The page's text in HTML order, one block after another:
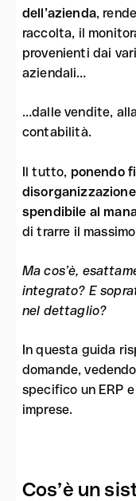
dell’azienda,
raccolta, il
provenienti dai
aziendali…
…dalle vendite,
contabilità.
Il tutto, ponendo
spendibile al
di trarre il
Ma cos’è,
integrato? E
nel dettaglio?
In questa guida
domande,
specifico un ERP
imprese.
Cos’è un